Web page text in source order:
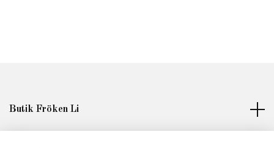
Butik Fröken Li